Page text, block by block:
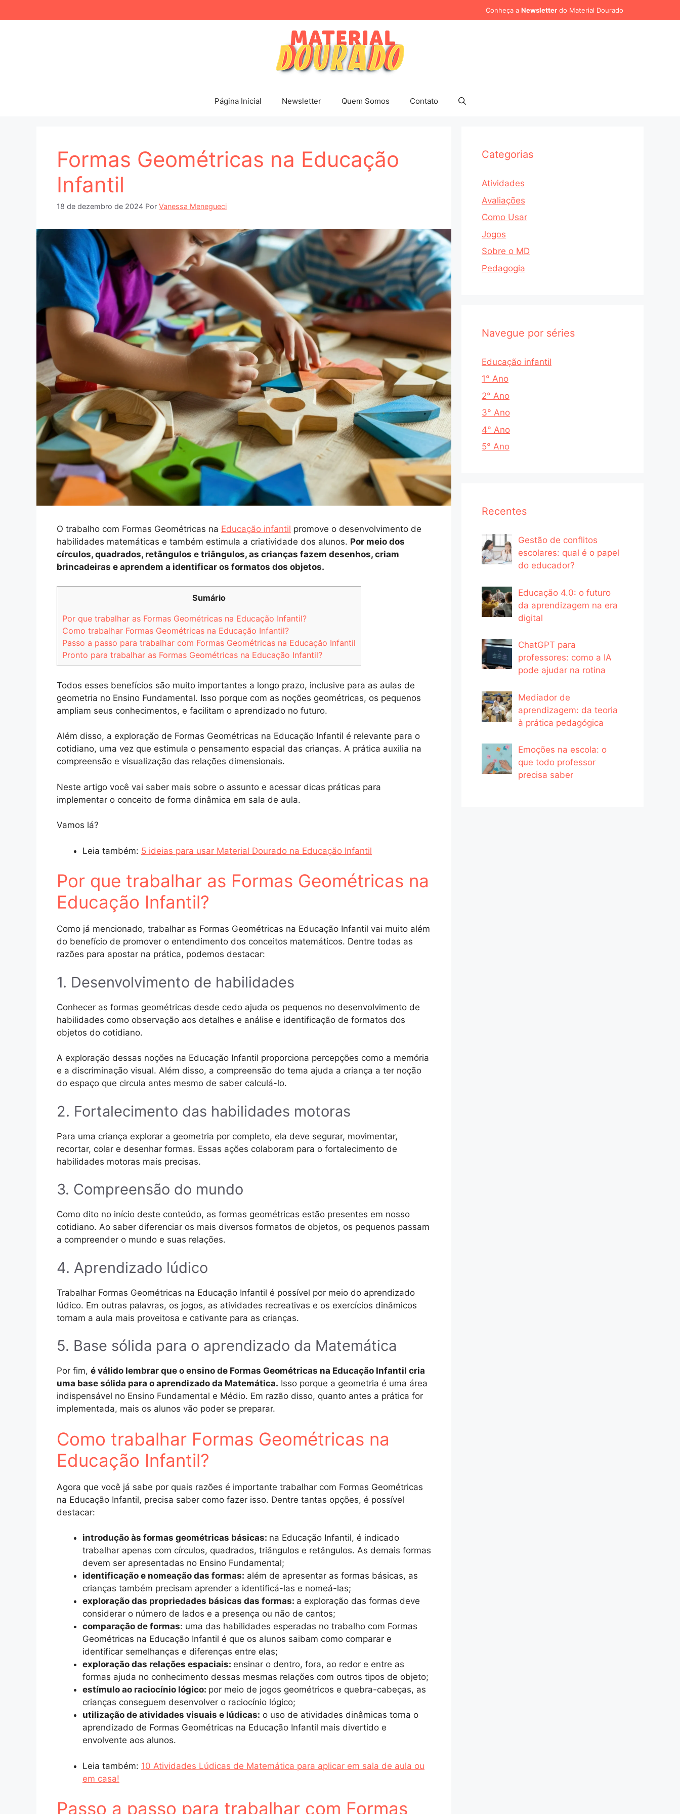
para
Conheça a Newsletter do Material Dourado
Página Inicial Newsletter Quem Somos Contato
Formas Geométricas na Educação
Infantil
18 de dezembro de 2024 Por Vanessa Menegueci
O trabalho com Formas Geométricas na Educação infantil promove o desenvolvimento de
habilidades matemáticas e também estimula a criatividade dos alunos. Por meio dos
círculos, quadrados, retângulos e triângulos, as crianças fazem desenhos, criam
brincadeiras e aprendem a identificar os formatos dos objetos.
Sumário
Por que trabalhar as Formas Geométricas na Educação Infantil?
Como trabalhar Formas Geométricas na Educação Infantil?
Passo a passo para trabalhar com Formas Geométricas na Educação Infantil
Pronto para trabalhar as Formas Geométricas na Educação Infantil?
Todos esses benefícios são muito importantes a longo prazo, inclusive para as aulas de
geometria no Ensino Fundamental. Isso porque com as noções geométricas, os pequenos
ampliam seus conhecimentos, e facilitam o aprendizado no futuro.
Além disso, a exploração de Formas Geométricas na Educação Infantil é relevante para o
cotidiano, uma vez que estimula o pensamento espacial das crianças. A prática auxilia na
compreensão e visualização das relações dimensionais.
Neste artigo você vai saber mais sobre o assunto e acessar dicas práticas para
implementar o conceito de forma dinâmica em sala de aula.
Vamos lá?
Leia também: 5 ideias para usar Material Dourado na Educação Infantil
Por que trabalhar as Formas Geométricas na
Educação Infantil?
Como já mencionado, trabalhar as Formas Geométricas na Educação Infantil vai muito além
do benefício de promover o entendimento dos conceitos matemáticos. Dentre todas as
razões para apostar na prática, podemos destacar:
1. Desenvolvimento de habilidades
Conhecer as formas geométricas desde cedo ajuda os pequenos no desenvolvimento de
habilidades como observação aos detalhes e análise e identificação de formatos dos
objetos do cotidiano.
A exploração dessas noções na Educação Infantil proporciona percepções como a memória
e a discriminação visual. Além disso, a compreensão do tema ajuda a criança a ter noção
do espaço que circula antes mesmo de saber calculá-lo.
2. Fortalecimento das habilidades motoras
Para uma criança explorar a geometria por completo, ela deve segurar, movimentar,
recortar, colar e desenhar formas. Essas ações colaboram para o fortalecimento de
habilidades motoras mais precisas.
3. Compreensão do mundo
Como dito no início deste conteúdo, as formas geométricas estão presentes em nosso
cotidiano. Ao saber diferenciar os mais diversos formatos de objetos, os pequenos passam
a compreender o mundo e suas relações.
4. Aprendizado lúdico
Trabalhar Formas Geométricas na Educação Infantil é possível por meio do aprendizado
lúdico. Em outras palavras, os jogos, as atividades recreativas e os exercícios dinâmicos
tornam a aula mais proveitosa e cativante para as crianças.
5. Base sólida para o aprendizado da Matemática
Por fim, é válido lembrar que o ensino de Formas Geométricas na Educação Infantil cria
uma base sólida para o aprendizado da Matemática. Isso porque a geometria é uma área
indispensável no Ensino Fundamental e Médio. Em razão disso, quanto antes a prática for
implementada, mais os alunos vão poder se preparar.
Como trabalhar Formas Geométricas na
Educação Infantil?
Agora que você já sabe por quais razões é importante trabalhar com Formas Geométricas
na Educação Infantil, precisa saber como fazer isso. Dentre tantas opções, é possível
destacar:
introdução às formas geométricas básicas: na Educação Infantil, é indicado
trabalhar apenas com círculos, quadrados, triângulos e retângulos. As demais formas
devem ser apresentadas no Ensino Fundamental;
identificação e nomeação das formas: além de apresentar as formas básicas, as
crianças também precisam aprender a identificá-las e nomeá-las;
exploração das propriedades básicas das formas: a exploração das formas deve
considerar o número de lados e a presença ou não de cantos;
comparação de formas: uma das habilidades esperadas no trabalho com Formas
Geométricas na Educação Infantil é que os alunos saibam como comparar e
identificar semelhanças e diferenças entre elas;
exploração das relações espaciais: ensinar o dentro, fora, ao redor e entre as
formas ajuda no conhecimento dessas mesmas relações com outros tipos de objeto;
estímulo ao raciocínio lógico: por meio de jogos geométricos e quebra-cabeças, as
crianças conseguem desenvolver o raciocínio lógico;
utilização de atividades visuais e lúdicas: o uso de atividades dinâmicas torna o
aprendizado de Formas Geométricas na Educação Infantil mais divertido e
envolvente aos alunos.
Leia também: 10 Atividades Lúdicas de Matemática para aplicar em sala de aula ou
em casa!
Passo a passo para trabalhar com Formas
Categorias
Atividades
Avaliações
Como Usar
Jogos
Sobre o MD
Pedagogia
Navegue por séries
Educação infantil
1° Ano
2° Ano
3° Ano
4° Ano
5° Ano
Recentes
Gestão de conflitos
escolares: qual é o papel
do educador?
Educação 4.0: o futuro
da aprendizagem na era
digital
ChatGPT para
professores: como a IA
pode ajudar na rotina
Mediador de
aprendizagem: da teoria
à prática pedagógica
Emoções na escola: o
que todo professor
precisa saber